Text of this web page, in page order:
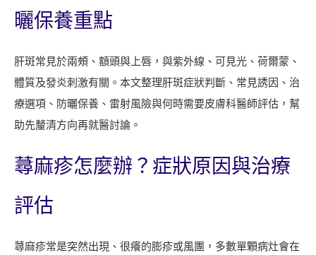
時
間
曬保養重點
肝斑常見於兩頰、額頭與上唇，與紫外線、可見光、荷爾蒙、
體質及發炎刺激有關。本文整理肝斑症狀判斷、常見誘因、治
療選項、防曬保養、雷射風險與何時需要皮膚科醫師評估，幫
助先釐清方向再就醫討論。
蕁麻疹怎麼辦？症狀原因與治療
評估
蕁麻疹常是突然出現、很癢的膨疹或風團，多數單顆病灶會在